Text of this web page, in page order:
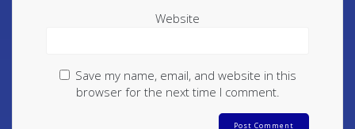
Website
Save my name, email, and website in this
browser for the next time I comment.